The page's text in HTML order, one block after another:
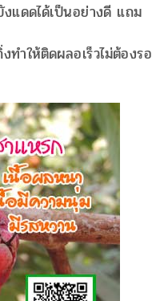
แดดได้เป็นอย่างดี แถม
ำให้ติดผลอเร็วไม่ต้องรอ